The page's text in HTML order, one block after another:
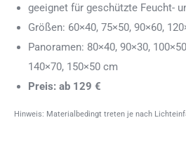
geeignet für geschützte Feucht-
Größen: 60×40, 75×50, 90×60,
Panoramen: 80×40, 90×30,
140×70, 150×50 cm
Preis: ab 129 €
Hinweis: Materialbedingt treten je nach